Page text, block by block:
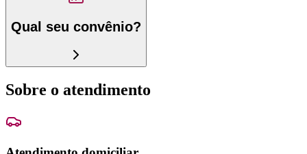
Qual seu convênio?
Sobre o atendimento